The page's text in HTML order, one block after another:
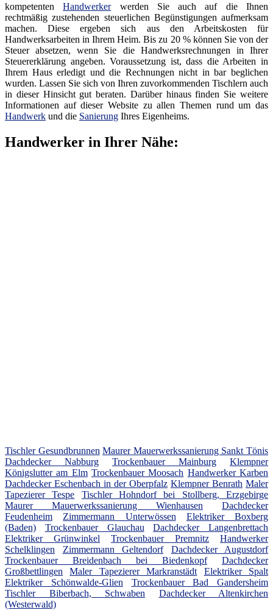
kompetentenHandwerkerwerden Sie auch auf die Ihnen
rechtmäßig zustehenden steuerlichen Begünstigungen aufmerksam
machen. Diese ergeben sich aus den Arbeitskosten für
Handwerksarbeiten in Ihrem Heim. Bis zu 20 % können Sie von der
Steuer absetzen, wenn Sie die Handwerksrechnungen in Ihrer
Steuererklärung angeben. Voraussetzung ist, dass die Arbeiten in
Ihrem Haus erledigt und die Rechnungen nicht in bar beglichen
wurden. Lassen Sie sich von Ihren zuvorkommenden Tischlern auch
in dieser Hinsicht gut beraten. Darüber hinaus finden Sie weitere
Informationen auf dieser Website zu allen Themen rund um das
Handwerk und die Sanierung Ihres Eigenheims.
Handwerker in Ihrer Nähe:
Tischler Gesundbrunnen Maurer Mauerwerkssanierung Sankt Tönis
Dachdecker Nabburg
Trockenbauer Mainburg
Klempner
Königslutter am Elm Trockenbauer Moosach Handwerker Karben
Dachdecker Eschenbach in der Oberpfalz Klempner Benrath Maler
Tapezierer Tespe
Tischler Hohndorf bei Stollberg, Erzgebirge
Maurer Mauerwerkssanierung Wienhausen
Dachdecker
Feudenheim
Zimmermann Unterwössen
Elektriker Boxberg
(Baden)
Trockenbauer Glauchau
Dachdecker Langenbrettach
Elektriker Grünwinkel
Trockenbauer Premnitz
Handwerker
Schelklingen
Zimmermann Geltendorf
Dachdecker Augustdorf
Trockenbauer Breidenbach bei Biedenkopf
Dachdecker
Großbettlingen
Maler Tapezierer Markranstädt
Elektriker Spalt
Elektriker Schönwalde-Glien
Trockenbauer Bad Gandersheim
Tischler Biberbach, Schwaben
Dachdecker Altenkirchen
(Westerwald)